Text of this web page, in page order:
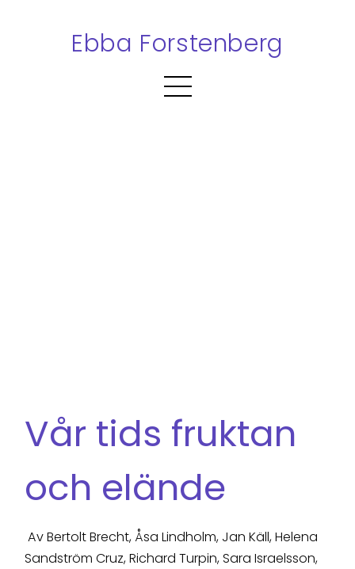
Ebba Forstenberg
Vår tids fruktan
och elände
Av Bertolt Brecht, Åsa Lindholm, Jan Käll, Helena
Sandström Cruz, Richard Turpin, Sara Israelsson,